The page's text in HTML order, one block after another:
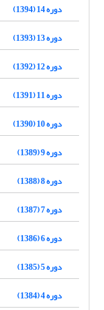
دوره 14 (1394)
دوره 13 (1393)
دوره 12 (1392)
دوره 11 (1391)
دوره 10 (1390)
دوره 9 (1389)
دوره 8 (1388)
دوره 7 (1387)
دوره 6 (1386)
دوره 5 (1385)
دوره 4 (1384)